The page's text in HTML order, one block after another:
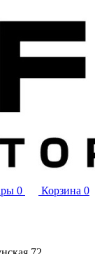
0 Корзина 0